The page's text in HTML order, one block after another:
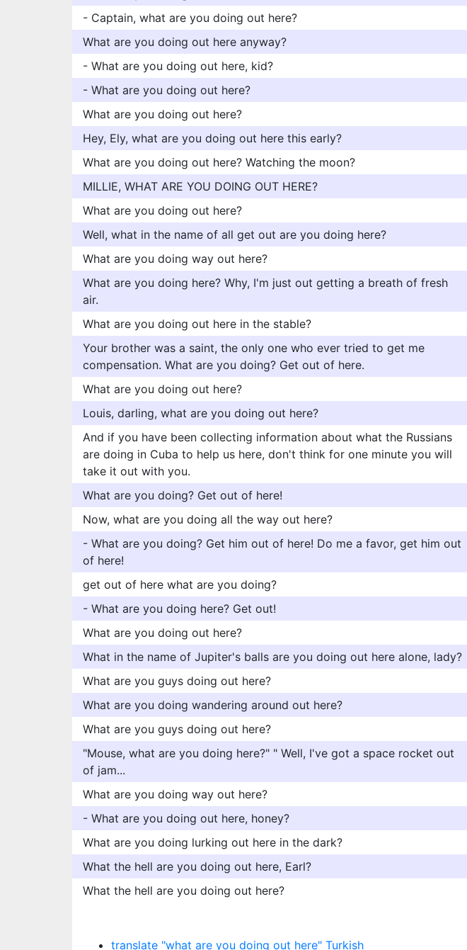
- Captain, what are you doing out here?
What are you doing out here anyway?
- What are you doing out here, kid?
- What are you doing out here?
What are you doing out here?
Hey, Ely, what are you doing out here this early?
What are you doing out here? Watching the moon?
MILLIE, WHAT ARE YOU DOING OUT HERE?
What are you doing out here?
Well, what in the name of all get out are you doing here?
What are you doing way out here?
What are you doing here? Why, I'm just out getting a breath of fresh
air.
What are you doing out here in the stable?
Your brother was a saint, the only one who ever tried to get me
compensation. What are you doing? Get out of here.
What are you doing out here?
Louis, darling, what are you doing out here?
And if you have been collecting information about what the Russians
are doing in Cuba to help us here, don't think for one minute you will
take it out with you.
What are you doing? Get out of here!
Now, what are you doing all the way out here?
- What are you doing? Get him out of here! Do me a favor, get him out
of here!
get out of here what are you doing?
- What are you doing here? Get out!
What are you doing out here?
What in the name of Jupiter's balls are you doing out here alone, lady?
What are you guys doing out here?
What are you doing wandering around out here?
What are you guys doing out here?
"Mouse, what are you doing here?" " Well, I've got a space rocket out
of jam...
What are you doing way out here?
- What are you doing out here, honey?
What are you doing lurking out here in the dark?
What the hell are you doing out here, Earl?
What the hell are you doing out here?
translate "what are you doing out here" Turkish